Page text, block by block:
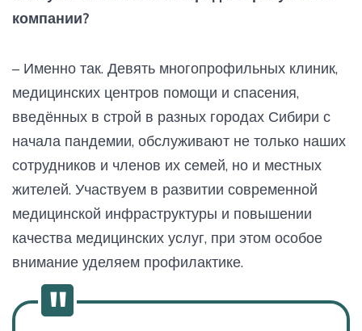
компании?
– Именно так. Девять многопрофильных клиник,
медицинских центров помощи и спасения,
введённых в строй в разных городах Сибири с
начала пандемии, обслуживают не только наших
сотрудников и членов их семей, но и местных
жителей. Участвуем в развитии современной
медицинской инфраструктуры и повышении
качества медицинских услуг, при этом особое
внимание уделяем профилактике.